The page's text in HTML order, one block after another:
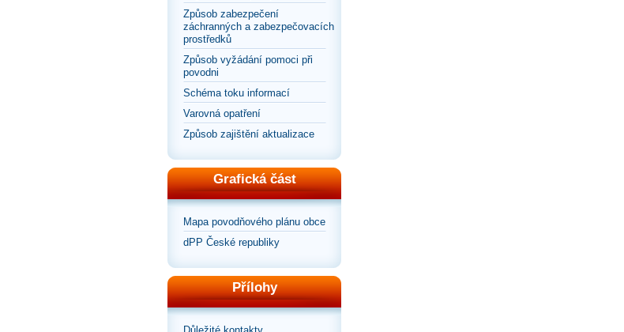
Způsob zabezpečení
záchranných a zabezpečovacích
prostředků
Způsob vyžádání pomoci při
povodni
Schéma toku informací
Varovná opatření
Způsob zajištění aktualizace
Grafická část
Mapa povodňového plánu obce
dPP České republiky
Přílohy